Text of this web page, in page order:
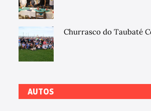
Churrasco do Taubaté
AUTOS